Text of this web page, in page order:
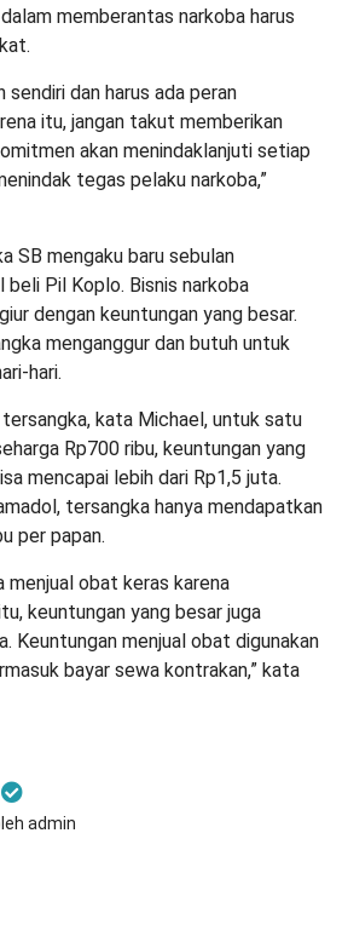
memberantas narkoba harus
sendiri dan harus ada peran
itu, jangan takut memberikan
akan menindaklanjuti setiap
tegas pelaku narkoba,”
SB mengaku baru sebulan
beli Pil Koplo. Bisnis narkoba
dengan keuntungan yang besar.
menganggur dan butuh untuk
hari.
kata Michael, untuk satu
Rp700 ribu, keuntungan yang
mencapai lebih dari Rp1,5 juta.
tersangka hanya mendapatkan
per papan.
menjual obat keras karena
keuntungan yang besar juga
Keuntungan menjual obat digunakan
bayar sewa kontrakan,” kata
admin